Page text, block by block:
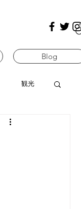
Blog
観光